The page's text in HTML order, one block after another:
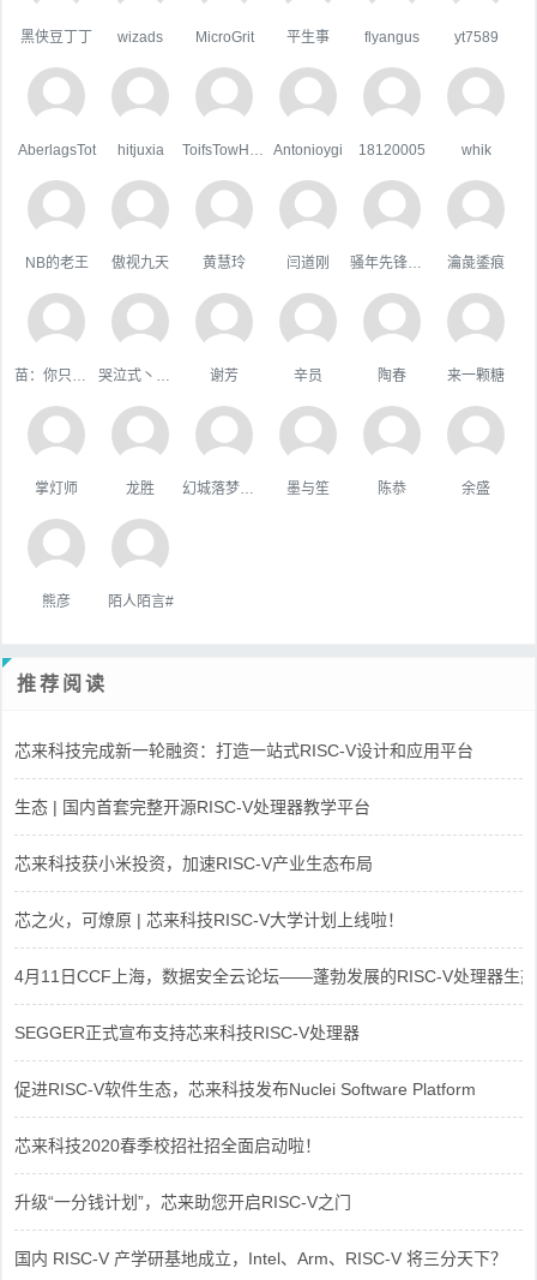
黑侠豆丁丁 wizads MicroGrit 平生事 flyangus yt7589
AberlagsTot hitjuxia Antonioygi 18120005 whik
NB的老王 傲视九天 黄慧玲 闫道刚 瀹彘鋈痕
谢芳 辛员 陶春 来一颗糖
掌灯师 龙胜 墨与笙 陈恭 余盛
熊彦 陌人陌言#
推荐阅读
芯来科技完成新一轮融资：打造一站式RISC-V设计和应用平台
生态 | 国内首套完整开源RISC-V处理器教学平台
芯来科技获小米投资，加速RISC-V产业生态布局
芯之火，可燎原 | 芯来科技RISC-V大学计划上线啦！
4月11日CCF上海，数据安全云论坛——蓬勃发展的RISC-V处理器生态
SEGGER正式宣布支持芯来科技RISC-V处理器
促进RISC-V软件生态，芯来科技发布Nuclei Software Platform
芯来科技2020春季校招社招全面启动啦！
升级“一分钱计划”，芯来助您开启RISC-V之门
国内 RISC-V 产学研基地成立，Intel、Arm、RISC-V 将三分天下？